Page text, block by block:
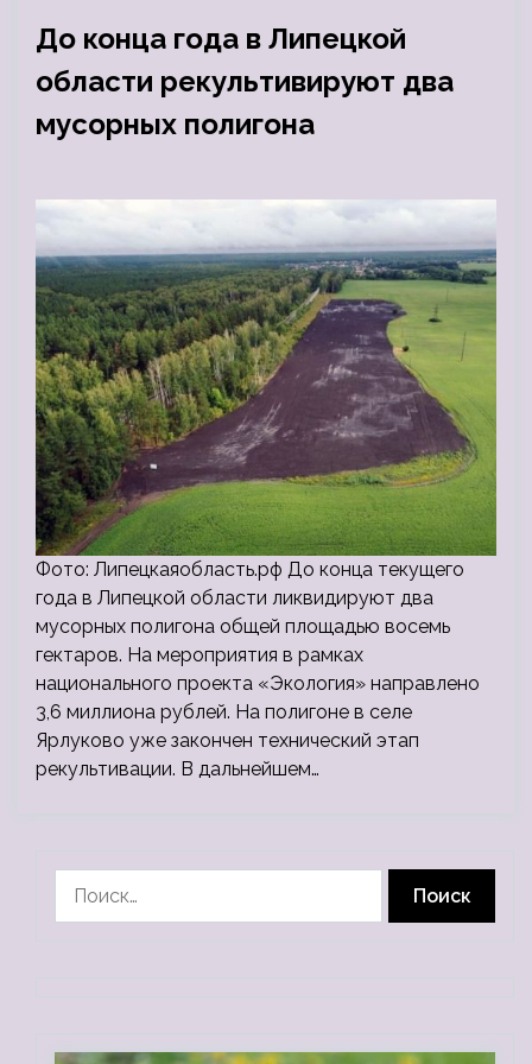
До конца года в Липецкой
области рекультивируют два
мусорных полигона
Фото: Липецкаяобласть.рф До конца текущего
года в Липецкой области ликвидируют два
мусорных полигона общей площадью восемь
гектаров. На мероприятия в рамках
национального проекта «Экология» направлено
3,6 миллиона рублей. На полигоне в селе
Ярлуково уже закончен технический этап
рекультивации. В дальнейшем…